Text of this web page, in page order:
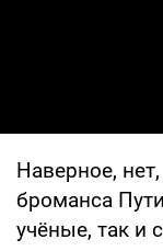
Наверное,
броманса
учёные, так и